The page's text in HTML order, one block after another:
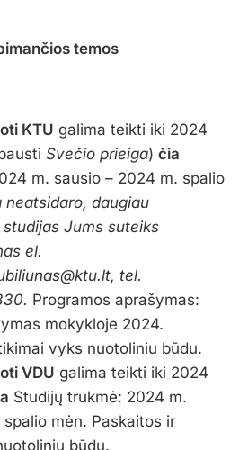
temos
KTU galima teikti iki 2024
Svečio prieiga) čia
m. sausio – 2024 m. spalio
neatsidaro, daugiau
Jums suteiks
el.
tel.
Programos aprašymas:
mokykloje 2024.
vyks nuotoliniu būdu.
VDU galima teikti iki 2024
Studijų trukmė: 2024 m.
mėn. Paskaitos ir
būdu.